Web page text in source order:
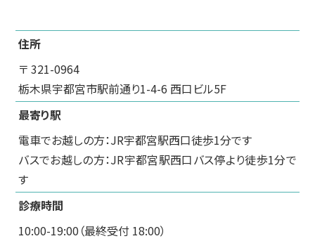
住所
〒 321-0964
栃木県宇都宮市駅前通り1-4-6 西口ビル5F
最寄り駅
電車でお越しの方：JR宇都宮駅西口徒歩1分です
バスでお越しの方：JR宇都宮駅西口バス停より徒歩1分で
す
診療時間
10:00-19:00（最終受付 18:00）